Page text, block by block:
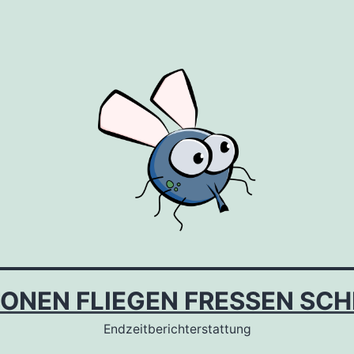
FLIEGEN FRESSEN
Endzeitberichterstattung